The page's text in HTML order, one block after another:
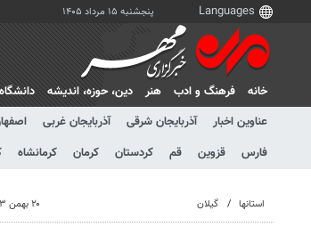
پنجشنبه ۱۵ مرداد ۱۴۰۵
خانه فرهنگ و ادب هنر دين، حوزه، انديشه
عناوین اخبار
آذربایجان شرقی آذربایجان غربی
فارس
قزوین قم کردستان کرمان کرمانشاه
استانها گیلان ۲۰ بهمن ۱۴۰۳، ۱۲:۳۷